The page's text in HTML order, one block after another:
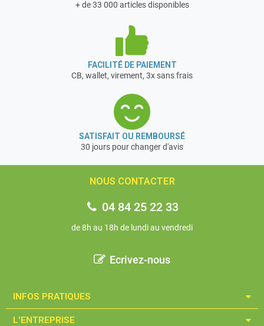
+ de 33 000 articles disponibles
FACILITÉ DE PAIEMENT
CB, wallet, virement, 3x sans frais
SATISFAIT OU REMBOURSÉ
30 jours pour changer d'avis
NOUS CONTACTER
04 84 25 22 33
de 8h au 18h de lundi au vendredi
Ecrivez-nous
INFOS PRATIQUES​
L'ENTREPRISE​